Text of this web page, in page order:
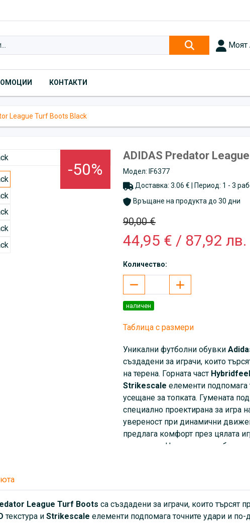
Моят
КОНТАКТИ
League Turf Boots Black
-50%
ADIDAS Predator
Модел: IF6377
Доставка: 3.06 € | Период: 1 - 3
Връщане на продукта до 30 дни
90,00 €
44,95 € / 87,92 лв.
Количество:
наличен
Таблица с размери
Уникални футболни обувки
създадени за играчи, които
на терена. Горната част
Strikescale елементи подпомага
усещане за топката. Гумената
специално проектирана за игра
увереност при динамични
предлага комфорт през цялата
прилягане. Цветовата
League Turf Boots са създадени за играчи, които търсят
текстура и Strikescale елементи подпомага точните удари и по-